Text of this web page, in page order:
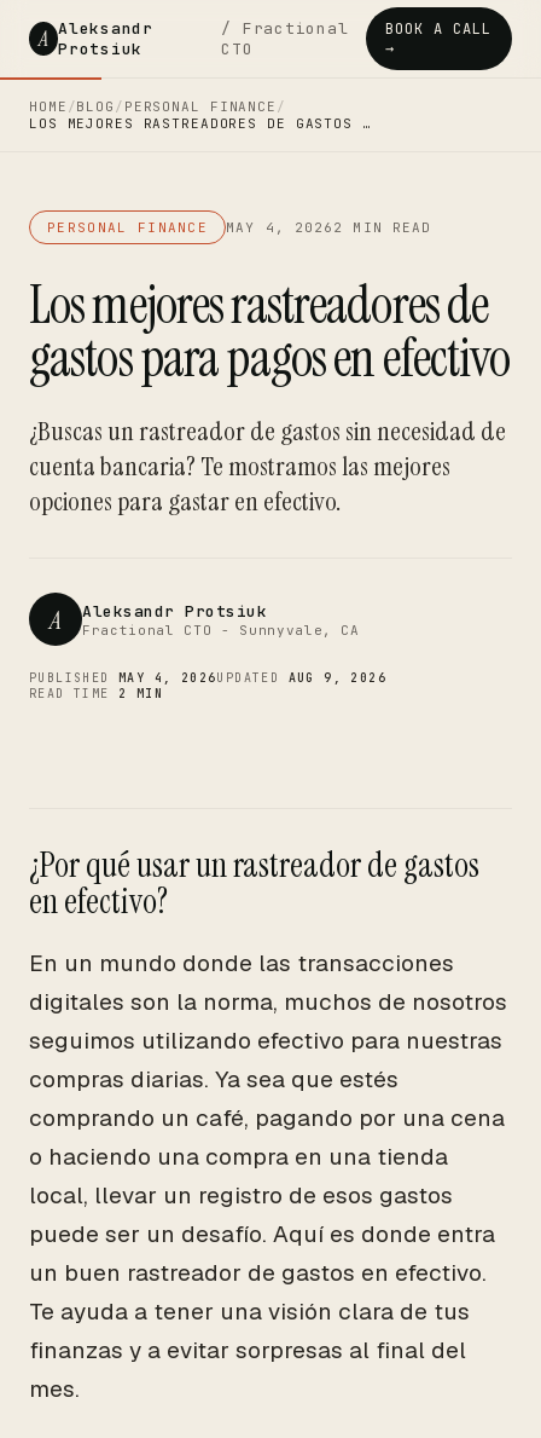
A Aleksandr
Protsiuk
/ Fractional
CTO
BOOK A CALL
→
HOME /BLOG / PERSONAL FINANCE /
LOS MEJORES RASTREADORES DE GASTOS …
PERSONAL FINANCE MAY 4, 2026 2 MIN READ
Los mejores rastreadores de
gastos para pagos en efectivo
¿Buscas un rastreador de gastos sin necesidad de
cuenta bancaria? Te mostramos las mejores
opciones para gastar en efectivo.
A Aleksandr Protsiuk
Fractional CTO - Sunnyvale, CA
PUBLISHED MAY 4, 2026UPDATED AUG 9, 2026
READ TIME 2 MIN
¿Por qué usar un rastreador de gastos
en efectivo?
En un mundo donde las transacciones
digitales son la norma, muchos de nosotros
seguimos utilizando efectivo para nuestras
compras diarias. Ya sea que estés
comprando un café, pagando por una cena
o haciendo una compra en una tienda
local, llevar un registro de esos gastos
puede ser un desafío. Aquí es donde entra
un buen rastreador de gastos en efectivo.
Te ayuda a tener una visión clara de tus
finanzas y a evitar sorpresas al final del
mes.